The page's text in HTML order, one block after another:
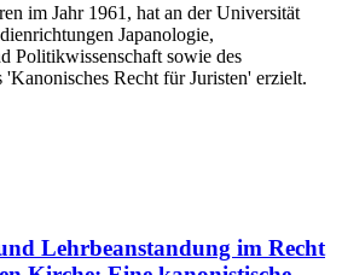
im Jahr 1961, hat an der Universität
Japanologie,
Politikwissenschaft sowie des
'Kanonisches Recht für Juristen' erzielt.
Lehrbeanstandung im Recht